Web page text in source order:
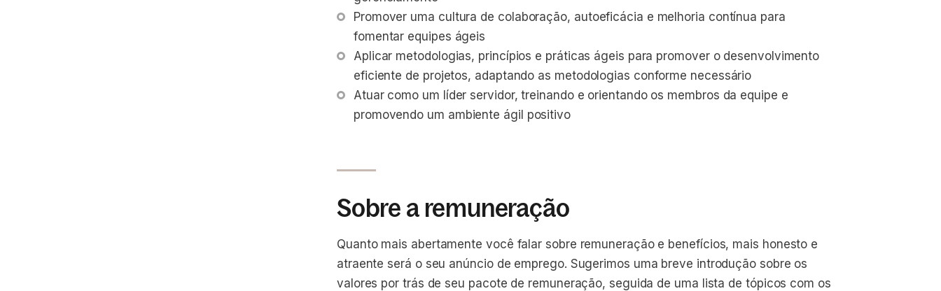
Promover uma cultura de colaboração, autoeficácia e melhoria contínua para
fomentar equipes ágeis
Aplicar metodologias, princípios e práticas ágeis para promover o desenvolvimento
eficiente de projetos, adaptando as metodologias conforme necessário
Atuar como um líder servidor, treinando e orientando os membros da equipe e
promovendo um ambiente ágil positivo
Sobre a remuneração
Quanto mais abertamente você falar sobre remuneração e benefícios, mais honesto e
atraente será o seu anúncio de emprego. Sugerimos uma breve introdução sobre os
valores por trás de seu pacote de remuneração, seguida de uma lista de tópicos com os